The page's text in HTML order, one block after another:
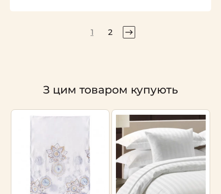
1 2
З цим товаром купують